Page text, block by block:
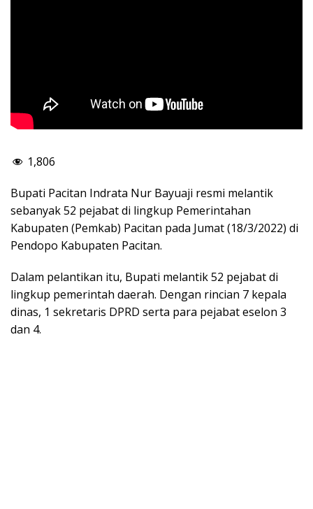
1,806
Bupati Pacitan Indrata Nur Bayuaji resmi melantik
sebanyak 52 pejabat di lingkup Pemerintahan
Kabupaten (Pemkab) Pacitan pada Jumat (18/3/2022) di
Pendopo Kabupaten Pacitan.
Dalam pelantikan itu, Bupati melantik 52 pejabat di
lingkup pemerintah daerah. Dengan rincian 7 kepala
dinas, 1 sekretaris DPRD serta para pejabat eselon 3
dan 4.